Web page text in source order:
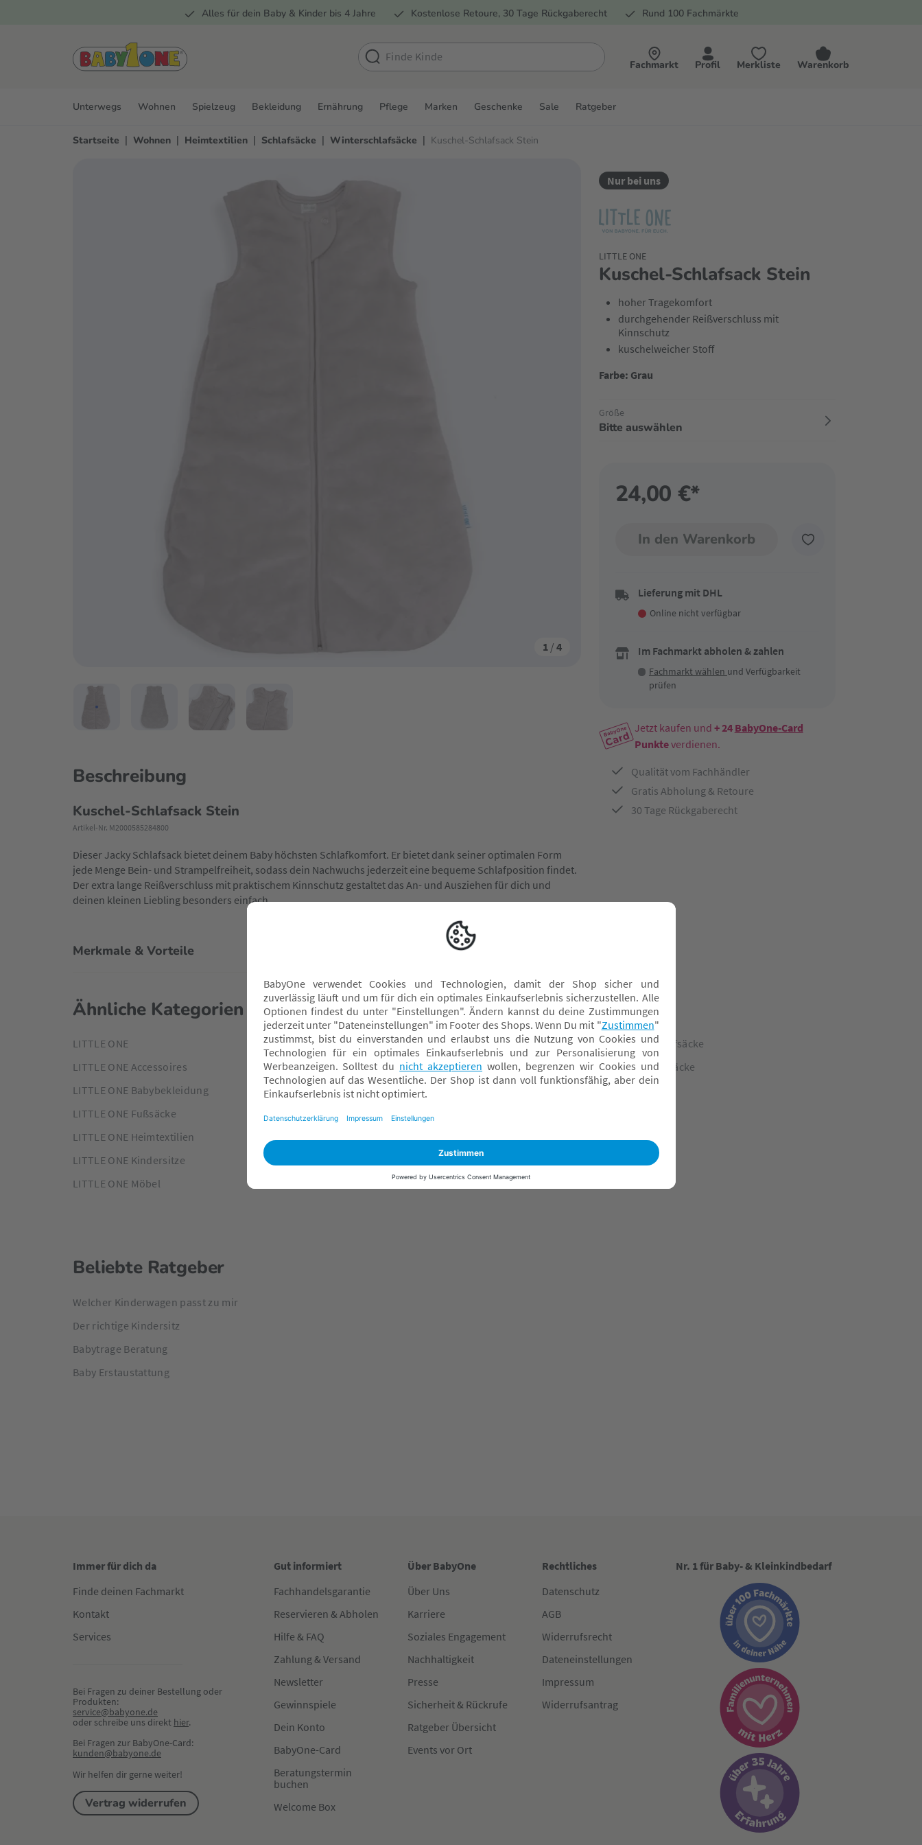
Alles für dein Baby & Kinder bis 4 Jahre Kostenlose Retoure, 30 Tage Rückgaberecht Rund 100 Fachmärkte
Fachmarkt Profil Merkliste Warenkorb
Unterwegs Wohnen Spielzeug Bekleidung Ernährung Pflege Marken Geschenke Sale Ratgeber
Startseite | Wohnen | Heimtextilien | Schlafsäcke | Winterschlafsäcke | Kuschel-Schlafsack Stein
1 /4
Nur bei uns
Kuschel-Schlafsack Stein
LITTLE ONE
hoher Tragekomfort
durchgehender Reißverschluss mit
Kinnschutz
kuschelweicher Stoff
Farbe: Grau
Größe
Bitte auswählen
24,00 €*
In den Warenkorb
Lieferung mit DHL
Online nicht verfügbar
Im Fachmarkt abholen & zahlen
Fachmarkt wählen und Verfügbarkeit
prüfen
Jetzt kaufen und + 24 BabyOne-Card
Punkteverdienen.
Qualität vom Fachhändler
Gratis Abholung & Retoure
30 Tage Rückgaberecht
Beschreibung
Kuschel-Schlafsack Stein
Artikel-Nr. M2000585284800
Dieser Jacky Schlafsack bietet deinem Baby höchsten Schlafkomfort. Er bietet dank seiner optimalen Form
jede Menge Bein- und Strampelfreiheit, sodass dein Nachwuchs jederzeit eine bequeme Schlafposition findet.
Der extra lange Reißverschluss mit praktischem Kinnschutz gestaltet das An- und Ausziehen für dich und
deinen kleinen Liebling besonders einfach.
Merkmale & Vorteile
Ähnliche Kategorien
LITTLE ONE
LITTLE ONE Accessoires
LITTLE ONE Babybekleidung
LITTLE ONE Fußsäcke
LITTLE ONE Heimtextilien
LITTLE ONE Kindersitze
LITTLE ONE Möbel
LITTLE ONE Spielzeug
LITTLE ONE Stillkissen
LITTLE ONE Wickelauflagen
Daunenschlafsäcke
Ganzjahresschlafsäcke
Schlafsack mit Ärmeln
Schlafsack mit Füßen
Sommerschlafsäcke
Winterschlafsäcke
Beliebte Ratgeber
Welcher Kinderwagen passt zu mir
Der richtige Kindersitz
Babytrage Beratung
Baby Erstaustattung
Immer für dich da
Finde deinen Fachmarkt
Kontakt
Services
Bei Fragen zu deiner Bestellung oder
Produkten:
service@babyone.de
oder schreibe uns direkt hier.
Bei Fragen zur BabyOne-Card:
kunden@babyone.de
Wir helfen dir gerne weiter!
Vertrag widerrufen
Gut informiert
Fachhandelsgarantie
Reservieren & Abholen
Hilfe & FAQ
Zahlung & Versand
Newsletter
Gewinnspiele
Dein Konto
BabyOne-Card
Beratungstermin
buchen
Welcome Box
Über BabyOne
Über Uns
Karriere
Soziales Engagement
Nachhaltigkeit
Presse
Sicherheit & Rückrufe
Ratgeber Übersicht
Events vor Ort
Rechtliches
Datenschutz
AGB
Widerrufsrecht
Dateneinstellungen
Impressum
Widerrufsantrag
Nr. 1 für Baby- & Kleinkindbedarf